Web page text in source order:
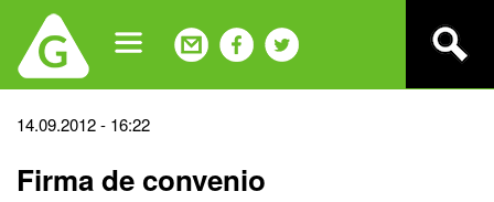
navigation
Back
top
14.09.2012 - 16:22
Firma de convenio